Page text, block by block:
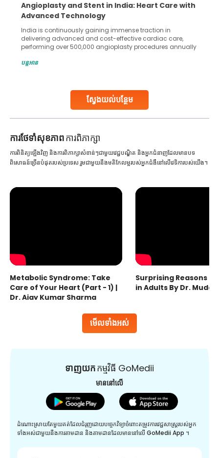
ស្វែងយល់បន្ថែម
Angioplasty and Stent in India: Heart Care with
Advanced Technology
India is continuously gaining immense traction in
delivering advanced and cost-effective cardiac care,
performing over 500,000 angioplasty procedures annually
globe are searching for treatments like angioplasty and
Studies, such as one published
បន្តអាន
ការ​ថែទាំ​សុខភាពការពិភាក្សា
មើលទាំងអស់
ការពិនិត្យឡើងវិញ និងការពិភាក្សាសំខាន់ៗជាមួយវេជ្ជបណ្ឌិត និងអ្នកជំនាញដែលមានបទ
ពិសោធន៍ច្រើនបំផុតរបស់ប្រទេស រួមជាមួយនឹងមតិកែលម្អរបស់អ្នកជំងឺនៅលើវេទិការបស់យើង។
Metabolic Syndrome: Take
Care of Your Heart (Part - 1) |
Dr. Ajay Kumar Sharma
Surprising Reasons
in Adults By Dr.
ទាញយកកម្មវិធី GoMedii
មាននៅលើ
ដំណោះស្រាយតែមួយគត់ដែលជំរុញដោយបច្ចេកវិទ្យាចំពោះតម្រូវការវេជ្ជសាស្រ្តរបស់អ្នក
ទាំងអស់ជាមួយនឹងការតាមដាន និងតាមដានដែលមាននៅលើ GoMedii App ។